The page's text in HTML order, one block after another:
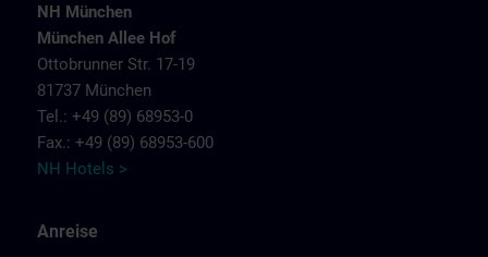
NH München
München Allee Hof
Ottobrunner Str. 17-19
81737 München
Tel.: +49 (89) 68953-0
Fax.: +49 (89) 68953-600
NH Hotels >
Anreise